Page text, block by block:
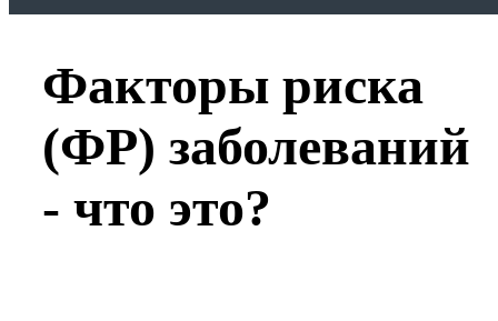
Факторы риска
(ФР) заболеваний
- что это?